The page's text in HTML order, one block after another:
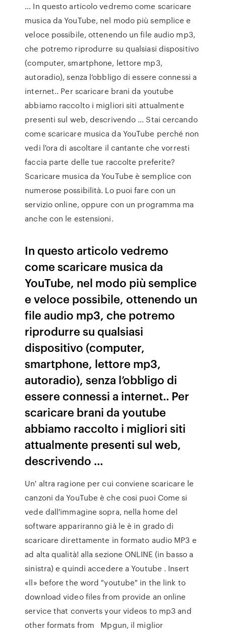
… In questo articolo vedremo come scaricare
musica da YouTube, nel modo più semplice e
veloce possibile, ottenendo un file audio mp3,
che potremo riprodurre su qualsiasi dispositivo
(computer, smartphone, lettore mp3,
autoradio), senza l’obbligo di essere connessi a
internet.. Per scaricare brani da youtube
abbiamo raccolto i migliori siti attualmente
presenti sul web, descrivendo … Stai cercando
come scaricare musica da YouTube perché non
vedi l'ora di ascoltare il cantante che vorresti
faccia parte delle tue raccolte preferite?
Scaricare musica da YouTube è semplice con
numerose possibilità. Lo puoi fare con un
servizio online, oppure con un programma ma
anche con le estensioni.
In questo articolo vedremo
come scaricare musica da
YouTube, nel modo più semplice
e veloce possibile, ottenendo un
file audio mp3, che potremo
riprodurre su qualsiasi
dispositivo (computer,
smartphone, lettore mp3,
autoradio), senza l’obbligo di
essere connessi a internet.. Per
scaricare brani da youtube
abbiamo raccolto i migliori siti
attualmente presenti sul web,
descrivendo …
Un' altra ragione per cui conviene scaricare le
canzoni da YouTube è che cosi puoi Come si
vede dall'immagine sopra, nella home del
software appariranno già le è in grado di
scaricare direttamente in formato audio MP3 e
ad alta qualità! alla sezione ONLINE (in basso a
sinistra) e quindi accedere a Youtube . Insert
«ll» before the word "youtube" in the link to
download video files from provide an online
service that converts your videos to mp3 and
other formats from Mpgun, il miglior